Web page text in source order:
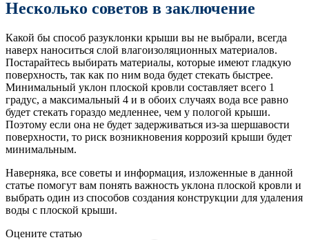
Несколько советов в заключение
Какой бы способ разуклонки крыши вы не выбрали, всегда
наверх наноситься слой влагоизоляционных материалов.
Постарайтесь выбирать материалы, которые имеют гладкую
поверхность, так как по ним вода будет стекать быстрее.
Минимальный уклон плоской кровли составляет всего 1
градус, а максимальный 4 и в обоих случаях вода все равно
будет стекать гораздо медленнее, чем у пологой крыши.
Поэтому если она не будет задерживаться из-за шершавости
поверхности, то риск возникновения коррозий крыши будет
минимальным.
Наверняка, все советы и информация, изложенные в данной
статье помогут вам понять важность уклона плоской кровли и
выбрать один из способов создания конструкции для удаления
воды с плоской крыши.
Оцените статью